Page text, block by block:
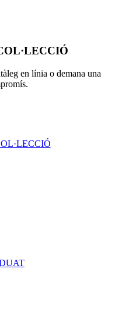
en línia o demana una